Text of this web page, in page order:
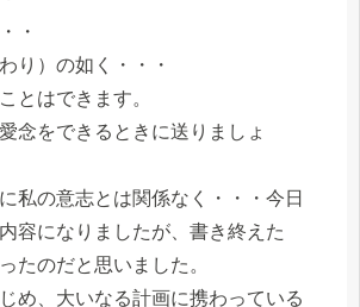
・
り）の如く・・・
とはできます。
念をできるときに送りましょ
私の意志とは関係なく・・・今日
容になりましたが、書き終えた
たのだと思いました。
め、大いなる計画に携わっている